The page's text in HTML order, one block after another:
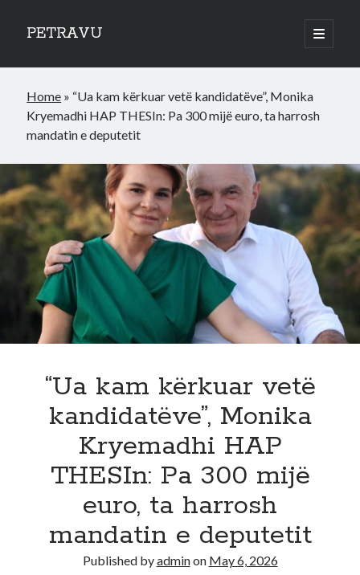
PETRAVU
open
primary
Sidebar
Bank
Credit Cards
Uncategorized
Home » “Ua kam kërkuar vetë kandidatëve”, Monika
Kryemadhi HAP THESIn: Pa 300 mijë euro, ta harrosh
mandatin e deputetit
“Ua kam kërkuar vetë
kandidatëve”, Monika
Kryemadhi HAP
THESIn: Pa 300 mijë
euro, ta harrosh
mandatin e deputetit
Published byadminon May 6, 2026